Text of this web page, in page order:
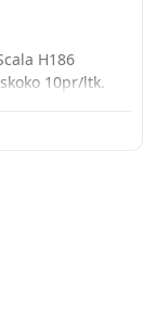
H186
10pr/ltk.